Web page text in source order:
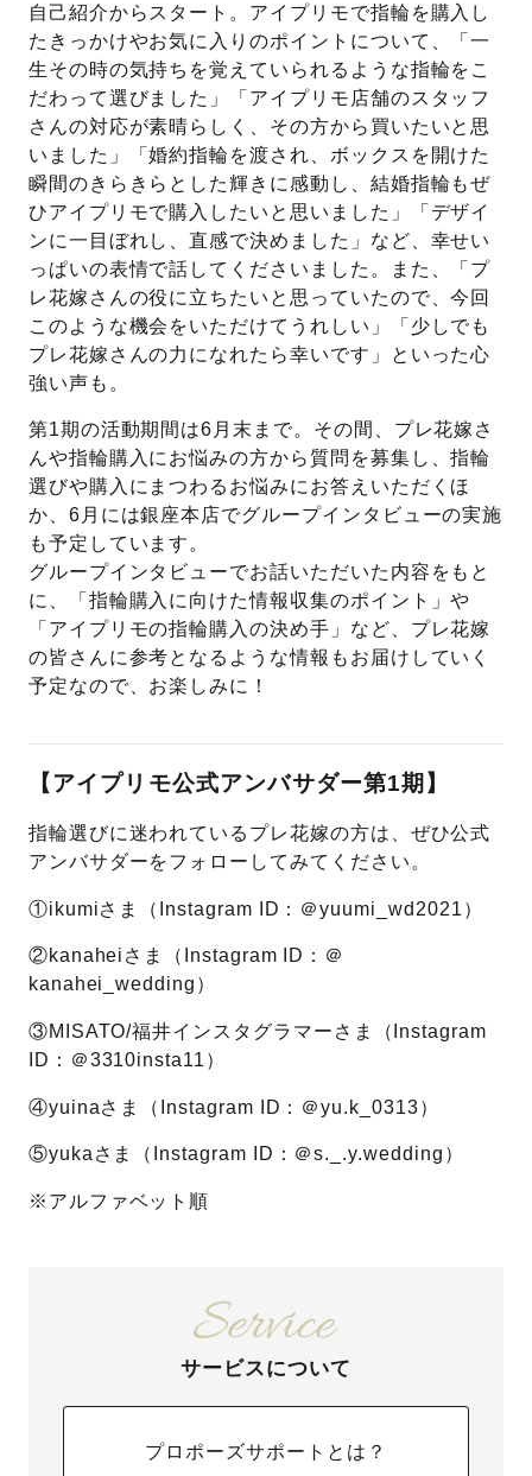
自己紹介からスタート。アイプリモで指輪を購入し
たきっかけやお気に入りのポイントについて、「一
生その時の気持ちを覚えていられるような指輪をこ
だわって選びました」「アイプリモ店舗のスタッフ
さんの対応が素晴らしく、その方から買いたいと思
いました」「婚約指輪を渡され、ボックスを開けた
瞬間のきらきらとした輝きに感動し、結婚指輪もぜ
ひアイプリモで購入したいと思いました」「デザイ
ンに一目ぼれし、直感で決めました」など、幸せい
っぱいの表情で話してくださいました。また、「プ
レ花嫁さんの役に立ちたいと思っていたので、今回
このような機会をいただけてうれしい」「少しでも
プレ花嫁さんの力になれたら幸いです」といった心
強い声も。
第1期の活動期間は6月末まで。その間、プレ花嫁さ
んや指輪購入にお悩みの方から質問を募集し、指輪
選びや購入にまつわるお悩みにお答えいただくほ
か、6月には銀座本店でグループインタビューの実施
も予定しています。
グループインタビューでお話いただいた内容をもと
に、「指輪購入に向けた情報収集のポイント」や
「アイプリモの指輪購入の決め手」など、プレ花嫁
の皆さんに参考となるような情報もお届けしていく
予定なので、お楽しみに！
【アイプリモ公式アンバサダー第1期】
指輪選びに迷われているプレ花嫁の方は、ぜひ公式
アンバサダーをフォローしてみてください。
①ikumiさま（Instagram ID：＠yuumi_wd2021）
②kanaheiさま（Instagram ID：＠
kanahei_wedding）
③MISATO/福井インスタグラマーさま（Instagram
ID：＠3310insta11）
④yuinaさま（Instagram ID：＠yu.k_0313）
⑤yukaさま（Instagram ID：＠s._.y.wedding）
※アルファベット順
サービスについて
プロポーズサポートとは？